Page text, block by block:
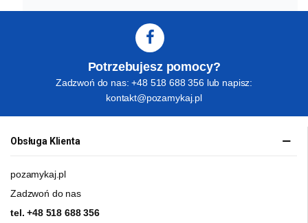
Potrzebujesz pomocy?
Zadzwoń do nas: +48 518 688 356 lub napisz:
kontakt@pozamykaj.pl
Obsługa Klienta
pozamykaj.pl
Zadzwoń do nas
tel.+48 518 688 356